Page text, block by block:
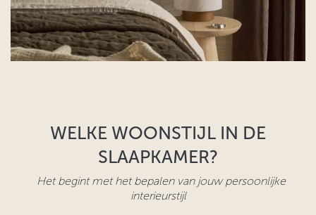
WELKE WOONSTIJL IN DE
SLAAPKAMER?
Het begint met het bepalen van jouw persoonlijke
interieurstijl